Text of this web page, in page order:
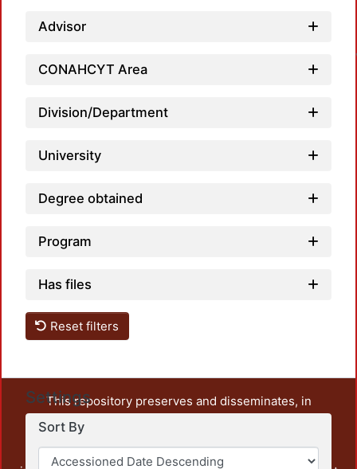
Advisor
CONAHCYT Area
Division/Department
University
Degree obtained
Program
Has files
Reset filters
Settings
Sort By
This repository preserves and disseminates, in
unrestricted open access, the teaching and research
output of UAM Azcapotzalco. It also includes some
administrative and graphic documents from the